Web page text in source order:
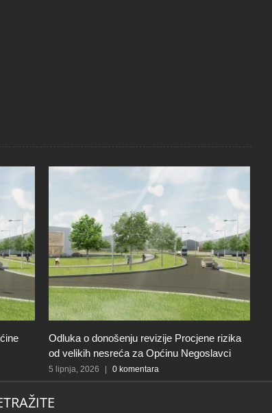
Odluka o donošenju revizije Procjene rizika
od velikih nesreća za Općinu Negoslavci
5 lipnja, 2026 0 komentara